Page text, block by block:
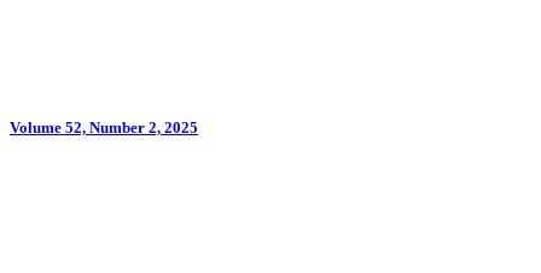
Volume 52, Number 2, 2025